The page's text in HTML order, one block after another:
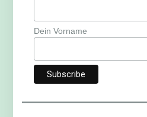
Dein Vorname